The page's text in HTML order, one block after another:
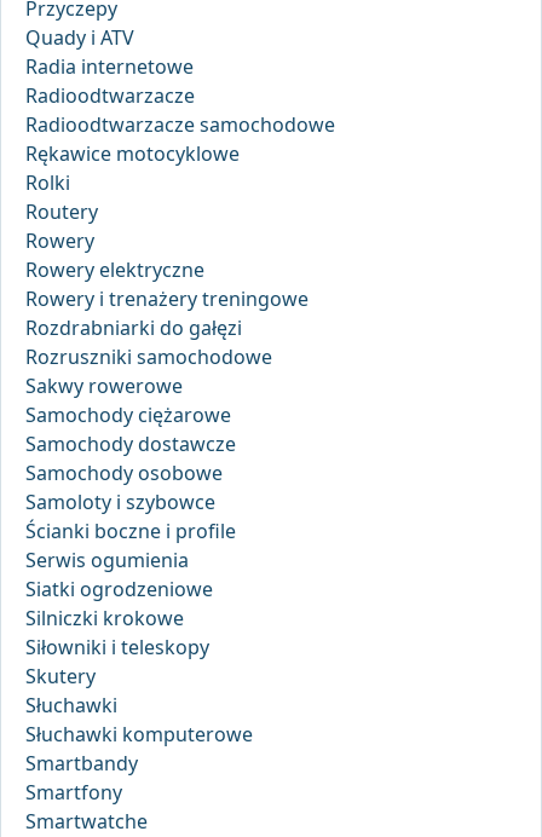
Przyczepy
Quady i ATV
Radia internetowe
Radioodtwarzacze
Radioodtwarzacze samochodowe
Rękawice motocyklowe
Rolki
Routery
Rowery
Rowery elektryczne
Rowery i trenażery treningowe
Rozdrabniarki do gałęzi
Rozruszniki samochodowe
Sakwy rowerowe
Samochody ciężarowe
Samochody dostawcze
Samochody osobowe
Samoloty i szybowce
Ścianki boczne i profile
Serwis ogumienia
Siatki ogrodzeniowe
Silniczki krokowe
Siłowniki i teleskopy
Skutery
Słuchawki
Słuchawki komputerowe
Smartbandy
Smartfony
Smartwatche